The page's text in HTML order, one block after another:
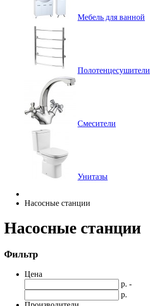
Мебель для ванной
Полотенцесушители
Смесители
Унитазы
Насосные станции
Насосные станции
Фильтр
Цена
р. -
р.